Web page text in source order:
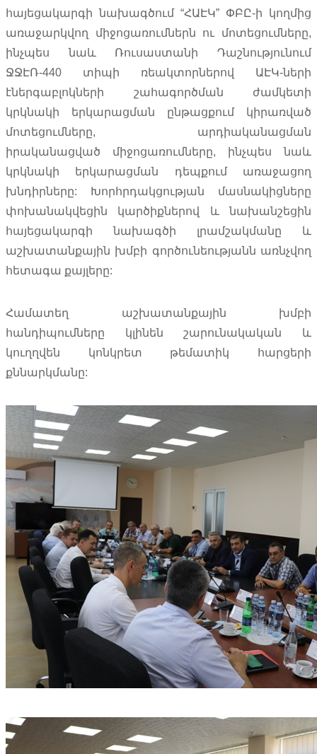
հայեցակարգի նախագծում “ՀԱԷԿ” ՓԲԸ-ի կողմից
առաջարկվող միջոցառումներն ու մոտեցումները,
ինչպես նաև Ռուսաստանի Դաշնությունում
ՋՋԷՌ-440 տիպի ռեակտորներով ԱԷԿ-ների
էներգաբլոկների շահագործման ժամկետի
կրկնակի երկարացման ընթացքում կիրառված
մոտեցումները, արդիականացման
իրականացված միջոցառումները, ինչպես նաև
կրկնակի երկարացման դեպքում առաջացող
խնդիրները: Խորհրդակցության մասնակիցները
փոխանակվեցին կարծիքներով և նախանշեցին
հայեցակարգի նախագծի լրամշակմանը և
աշխատանքային խմբի գործունեությանն առնչվող
հետագա քայլերը:
Համատեղ աշխատանքային խմբի
հանդիպումները կլինեն շարունակական և
կուղղվեն կոնկրետ թեմատիկ հարցերի
քննարկմանը: